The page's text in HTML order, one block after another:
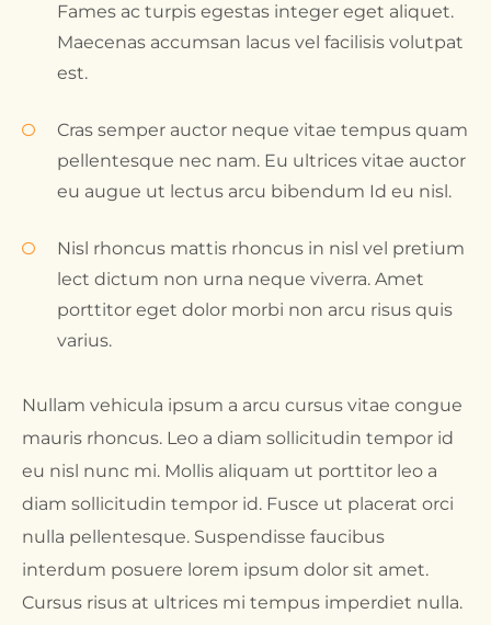
Fames ac turpis egestas integer eget aliquet.
Maecenas accumsan lacus vel facilisis volutpat
est.
Cras semper auctor neque vitae tempus quam
pellentesque nec nam. Eu ultrices vitae auctor
eu augue ut lectus arcu bibendum Id eu nisl.
Nisl rhoncus mattis rhoncus in nisl vel pretium
lect dictum non urna neque viverra. Amet
porttitor eget dolor morbi non arcu risus quis
varius.
Nullam vehicula ipsum a arcu cursus vitae congue
mauris rhoncus. Leo a diam sollicitudin tempor id
eu nisl nunc mi. Mollis aliquam ut porttitor leo a
diam sollicitudin tempor id. Fusce ut placerat orci
nulla pellentesque. Suspendisse faucibus
interdum posuere lorem ipsum dolor sit amet.
Cursus risus at ultrices mi tempus imperdiet nulla.